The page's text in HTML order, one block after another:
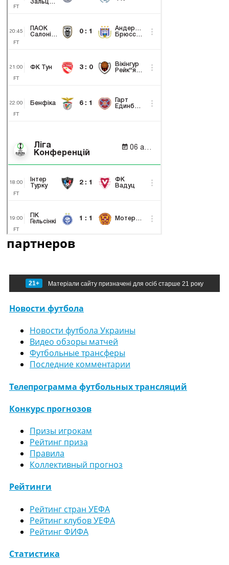
партнеров
21+ Матеріали сайту призначені для осіб старше 21 року
Новости футбола
Новости футбола Украины
Видео обзоры матчей
Футбольные трансферы
Последние комментарии
Телепрограмма футбольных трансляций
Конкурс прогнозов
Призы игрокам
Рейтинг приза
Правила
Коллективный прогноз
Рейтинги
Рейтинг стран УЕФА
Рейтинг клубов УЕФА
Рейтинг ФИФА
Статистика